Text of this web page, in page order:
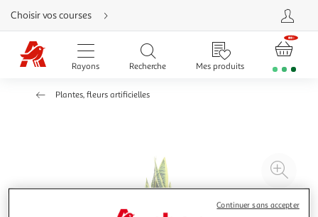
Aller
directement
au
contenu
Aller
directement
Aller
besoin
Choisir vos courses
Rayons Recherche Mes produits
Plantes, fleurs artificielles
à
Continuer sans accepter